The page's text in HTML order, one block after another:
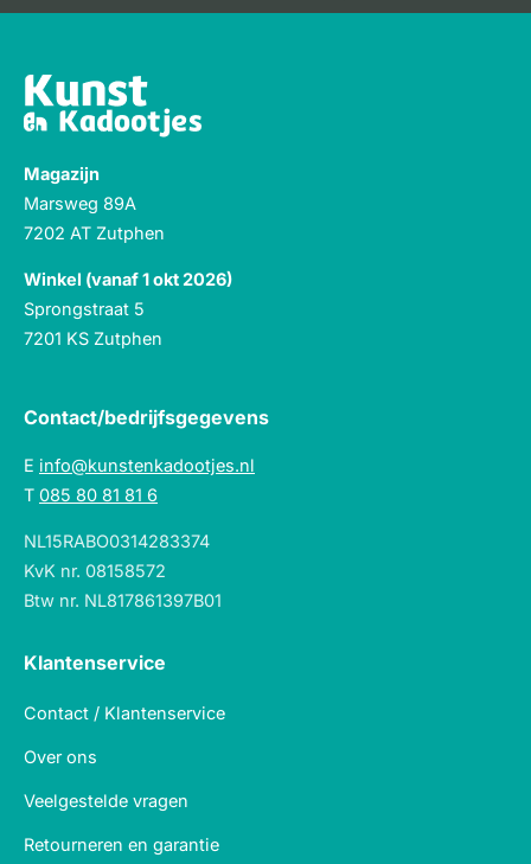
Magazijn
Marsweg 89A
7202 AT Zutphen
Winkel (vanaf 1 okt 2026)
Sprongstraat 5
7201 KS Zutphen
Contact/bedrijfsgegevens
E info@kunstenkadootjes.nl
T 085 80 81 81 6
NL15RABO0314283374
KvK nr. 08158572
Btw nr. NL817861397B01
Klantenservice
Contact / Klantenservice
Over ons
Veelgestelde vragen
Retourneren en garantie